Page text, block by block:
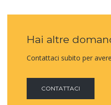
Hai altre
Contattaci subito per
CONTATTACI